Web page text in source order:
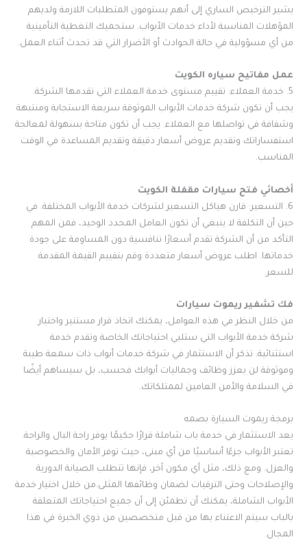
يشير الترخيص الساري إلى أنهم يستوفون المتطلبات اللازمة ولديهم
المؤهلات المناسبة لأداء خدمات الأبواب. ستحميك التغطية التأمينية
من أي مسؤولية في حالة الحوادث أو الأضرار التي قد تحدث أثناء العمل.
عمل مفاتيح سياره الكويت
5. خدمة العملاء: تقييم مستوى خدمة العملاء التي تقدمها الشركة.
يجب أن تكون شركة خدمات الأبواب الموثوقة سريعة الاستجابة ومنتبهة
وشفافة في تواصلها مع العملاء. يجب أن تكون متاحة بسهولة لمعالجة
استفساراتك وتقديم عروض أسعار دقيقة وتقديم المساعدة في الوقت
المناسب.
أخصائي فتح سيارات مقفلة الكويت
6. التسعير: قارن هياكل التسعير لشركات خدمة الأبواب المختلفة. في
حين أن التكلفة لا ينبغي أن تكون العامل المحدد الوحيد، فمن المهم
التأكد من أن الشركة تقدم أسعارًا تنافسية دون المساومة على جودة
خدماتها. اطلب عروض أسعار متعددة وقم بتقييم القيمة المقدمة
للسعر.
فك تشفير ريموت سيارات
من خلال النظر في هذه العوامل، يمكنك اتخاذ قرار مستنير واختيار
شركة خدمة الأبواب التي ستلبي احتياجاتك الخاصة وتقدم خدمة
استثنائية. تذكر أن الاستثمار في شركة خدمات أبواب ذات سمعة طيبة
وموثوقة لن يعزز وظائف وجماليات أبوابك فحسب، بل سيساهم أيضًا
في السلامة والأمن العامين لممتلكاتك.
برمجة ريموت السيارة بصمه
يعد الاستثمار في خدمة باب شاملة قرارًا حكيمًا يوفر راحة البال والراحة.
تعتبر الأبواب جزءًا أساسيًا من أي مبنى، حيث توفر الأمان والخصوصية
والعزل. ومع ذلك، مثل أي مكون آخر، فإنها تتطلب الصيانة الدورية
والإصلاحات وحتى الترقيات لضمان وظائفها المثلى.من خلال اختيار خدمة
الأبواب الشاملة، يمكنك أن تطمئن إلى أن جميع احتياجاتك المتعلقة
بالباب سيتم الاعتناء بها من قبل متخصصين من ذوي الخبرة في هذا
المجال.